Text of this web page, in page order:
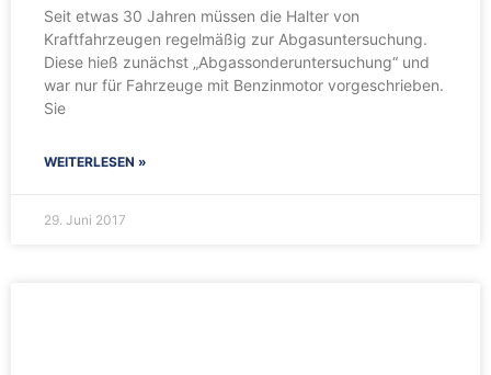
Seit etwas 30 Jahren müssen die Halter von
Kraftfahrzeugen regelmäßig zur Abgasuntersuchung.
Diese hieß zunächst „Abgassonderuntersuchung“ und
war nur für Fahrzeuge mit Benzinmotor vorgeschrieben.
Sie
WEITERLESEN »
29. Juni 2017